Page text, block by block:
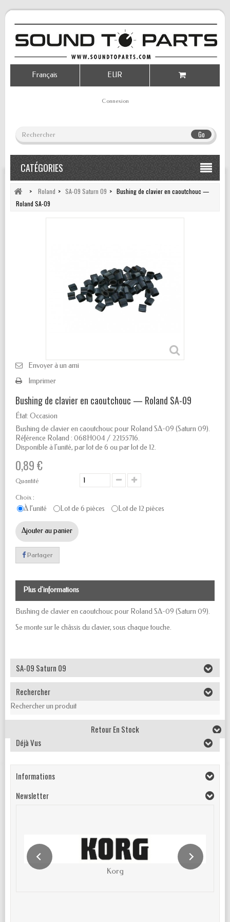
Go
Connexion
EUR
Français
CATÉGORIES
> Roland > SA-09 Saturn 09 > Bushing de clavier en caoutchouc —
Roland SA-09
Envoyer à un ami
Imprimer
Bushing de clavier en caoutchouc — Roland SA-09
État: Occasion
Bushing de clavier en caoutchouc pour Roland SA-09 (Saturn 09).
Référence Roland : 068H004 / 22155716.
Disponible à l'unité, par lot de 6 ou par lot de 12.
0,89 €
Quantité
Choix :
À l’unité Lot de 6 pièces Lot de 12 pièces
Ajouter au panier
Partager
Plus d'informations
Bushing de clavier en caoutchouc pour Roland SA-09 (Saturn 09).
Se monte sur le châssis du clavier, sous chaque touche.
SA-09 Saturn 09
Rechercher
Rechercher un produit
Retour En Stock
Déjà Vus
Informations
Newsletter
Korg